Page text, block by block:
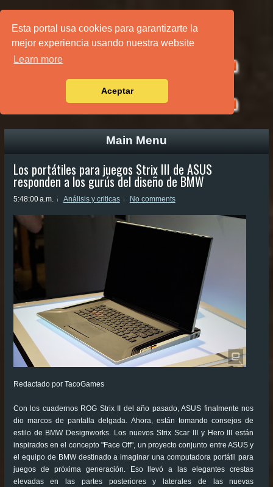
Esta portal usa cookies para garantizarte la
mejor experiencia usando nuestra website
Learn more
Aceptar
PÁGINA PRINCIPAL
Main Menu
Los portátiles para juegos Strix III de ASUS
responden a los gurús del diseño de BMW
5:48:00 a.m. Análisis y criticas No comments
Redactado por TacoGames
Con los cuadernos ROG Strix II del año pasado, ASUS finalmente nos
dio marcos de pantalla delgada. Ahora, están tomando consejos de
estilo de BMW Designworks. Los nuevos Strix Scar III y Hero III están
inspirados en el concepto "Face Off", un proyecto conjunto entre ASUS y
el equipo de BMW destinado a imaginar una computadora portátil para
juegos de próxima generación. Eso llevó a las elegantes crestas
elevadas en las partes posteriores y laterales de las nuevas